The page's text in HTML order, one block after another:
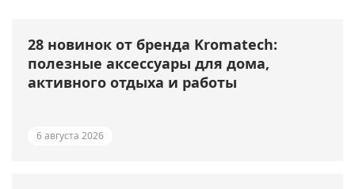
28 новинок от бренда Kromatech:
полезные аксессуары для дома,
активного отдыха и работы
6 августа 2026